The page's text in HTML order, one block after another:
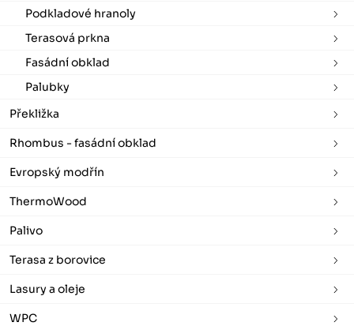
Podkladové hranoly
Terasová prkna
Fasádní obklad
Palubky
Překližka
Rhombus - fasádní obklad
Evropský modřín
ThermoWood
Palivo
Terasa z borovice
Lasury a oleje
WPC